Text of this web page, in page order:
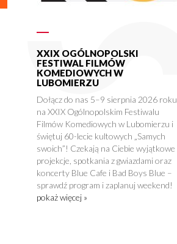
XXIX OGÓLNOPOLSKI
FESTIWAL FILMÓW
KOMEDIOWYCH W
LUBOMIERZU
Dołącz do nas 5–9 sierpnia 2026 roku
na XXIX Ogólnopolskim Festiwalu
Filmów Komediowych w Lubomierzu i
świętuj 60-lecie kultowych „Samych
swoich”! Czekają na Ciebie wyjątkowe
projekcje, spotkania z gwiazdami oraz
koncerty Blue Cafe i Bad Boys Blue –
sprawdź program i zaplanuj weekend!
pokaż więcej »